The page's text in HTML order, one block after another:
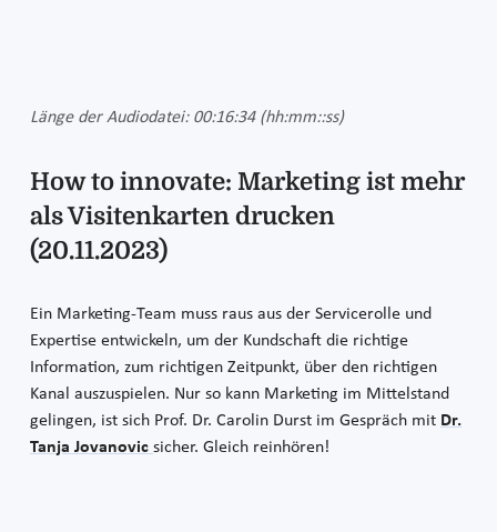
Länge der Audiodatei: 00:16:34 (hh:mm::ss)
How to innovate: Marketing ist mehr
als Visitenkarten drucken
(20.11.2023)
Ein Marketing-Team muss raus aus der Servicerolle und
Expertise entwickeln, um der Kundschaft die richtige
Information, zum richtigen Zeitpunkt, über den richtigen
Kanal auszuspielen. Nur so kann Marketing im Mittelstand
gelingen, ist sich Prof. Dr. Carolin Durst im Gespräch mit Dr.
Tanja Jovanovic sicher. Gleich reinhören!